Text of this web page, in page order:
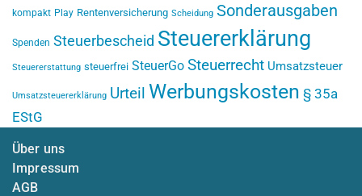
kompakt Play Rentenversicherung Scheidung Sonderausgaben
Spenden Steuerbescheid Steuererklärung
Steuererstattung steuerfrei SteuerGo Steuerrecht Umsatzsteuer
Umsatzsteuererklärung Urteil Werbungskosten § 35a
EStG
Über uns
Impressum
AGB